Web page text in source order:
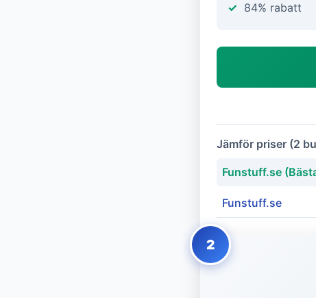
84% rabatt
Jämför priser (2
Funstuff.se
Funstuff.se
2